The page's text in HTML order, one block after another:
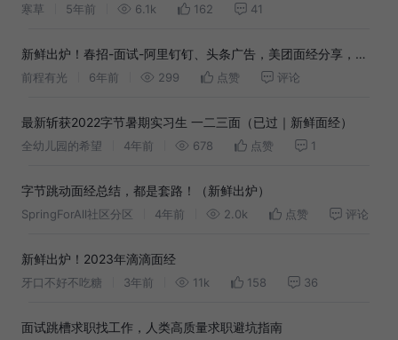
寒草 5年前 6.1k 162 41
新鲜出炉！春招-面试-阿里钉钉、头条广告，美团面经分享，看
我如何拿下offer！
前程有光 6年前 299 点赞 评论
最新斩获2022字节暑期实习生 一二三面（已过｜新鲜面经）
全幼儿园的希望 4年前 678 点赞 1
字节跳动面经总结，都是套路！（新鲜出炉）
SpringForAll社区分区 4年前 2.0k 点赞 评论
新鲜出炉！2023年滴滴面经
牙口不好不吃糖 3年前 11k 158 36
面试跳槽求职找工作，人类高质量求职避坑指南